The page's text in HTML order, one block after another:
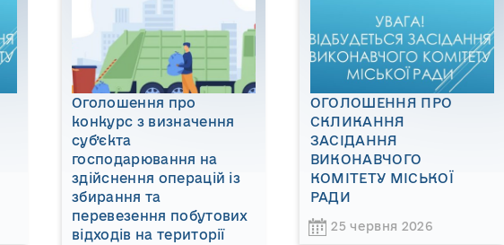
Оголошення про
конкурс з визначення
суб’єкта
господарювання на
здійснення операцій із
збирання та
перевезення побутових
відходів на території
ОГОЛОШЕННЯ ПРО
СКЛИКАННЯ
ЗАСІДАННЯ
ВИКОНАВЧОГО
КОМІТЕТУ МІСЬКОЇ
РАДИ
25 червня 2026